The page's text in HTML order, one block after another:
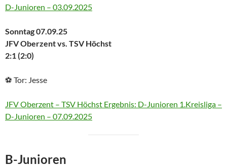
D-Junioren – 03.09.2025
Sonntag 07.09.25
JFV Oberzent vs. TSV Höchst
2:1 (2:0)
⚽ Tor: Jesse
JFV Oberzent – TSV Höchst Ergebnis: D-Junioren 1.Kreisliga –
D-Junioren – 07.09.2025
B-Junioren